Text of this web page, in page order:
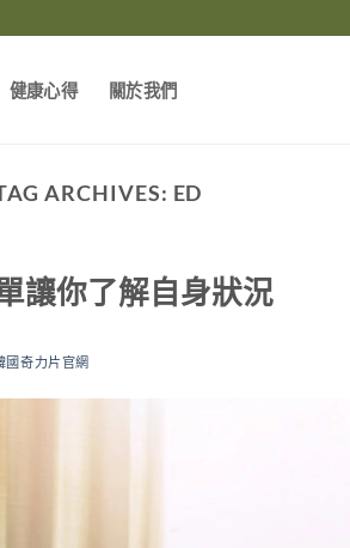
健康心得 關於我們
ARCHIVES: ED
讓你了解自身狀況
國奇力片官網